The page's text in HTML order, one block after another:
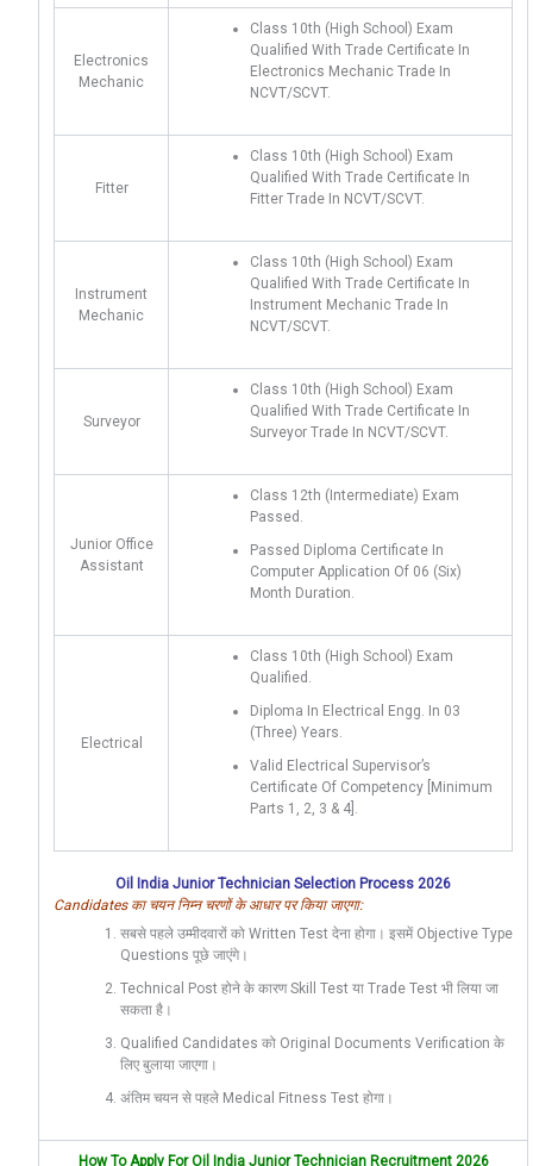
Electronics
Mechanic
Class 10th (High School) Exam
Qualified With Trade Certificate In
Electronics Mechanic Trade In
NCVT/SCVT.
Fitter
Class 10th (High School) Exam
Qualified With Trade Certificate In
Fitter Trade In NCVT/SCVT.
Instrument
Mechanic
Class 10th (High School) Exam
Qualified With Trade Certificate In
Instrument Mechanic Trade In
NCVT/SCVT.
Surveyor
Class 10th (High School) Exam
Qualified With Trade Certificate In
Surveyor Trade In NCVT/SCVT.
Junior Office
Assistant
Class 12th (Intermediate) Exam
Passed.
Passed Diploma Certificate In
Computer Application Of 06 (Six)
Month Duration.
Electrical
Class 10th (High School) Exam
Qualified.
Diploma In Electrical Engg. In 03
(Three) Years.
Valid Electrical Supervisor’s
Certificate Of Competency [minimum
Parts 1, 2, 3 & 4].
Oil India Junior Technician Selection Process 2026
Candidates का चयन निम्न चरणों के आधार पर किया जाएगा:
सबसे पहले उम्मीदवारों को Written Test देना होगा। इसमें Objective Type
Questions पूछे जाएंगे।
Technical Post होने के कारण Skill Test या Trade Test भी लिया जा
सकता है।
Qualified Candidates को Original Documents Verification के
लिए बुलाया जाएगा।
अंतिम चयन से पहले Medical Fitness Test होगा।
How To Apply For Oil India Junior Technician Recruitment 2026